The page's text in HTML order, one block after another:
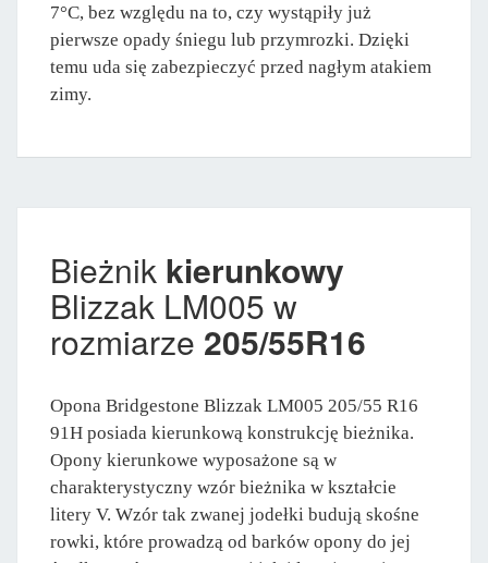
7°C, bez względu na to, czy wystąpiły już
pierwsze opady śniegu lub przymrozki. Dzięki
temu uda się zabezpieczyć przed nagłym atakiem
zimy.
Bieżnik kierunkowy
Blizzak LM005 w
rozmiarze 205/55R16
Opona Bridgestone Blizzak LM005 205/55 R16
91H posiada kierunkową konstrukcję bieżnika.
Opony kierunkowe wyposażone są w
charakterystyczny wzór bieżnika w kształcie
litery V. Wzór tak zwanej jodełki budują skośne
rowki, które prowadzą od barków opony do jej